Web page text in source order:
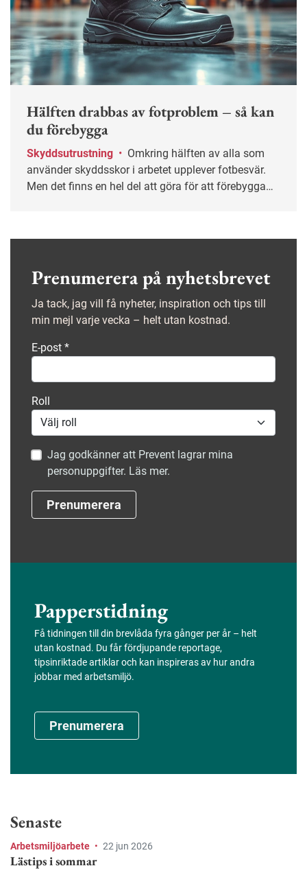
Hälften drabbas av fotproblem – så kan
du förebygga
Skyddsutrustning •
använder skyddsskor i arbetet upplever fotbesvär.
Men det finns en hel del att göra för att förebygga
Prenumerera på nyhetsbrevet
Ja tack, jag vill få nyheter, inspiration och tips till
min mejl varje vecka – helt utan kostnad.
E-post *
Roll
Jag godkänner att Prevent lagrar mina
personuppgifter. Läs mer.
Prenumerera
Papperstidning
Få tidningen till din brevlåda fyra gånger per år – helt
utan kostnad. Du får fördjupande reportage,
tipsinriktade artiklar och kan inspireras av hur andra
jobbar med arbetsmiljö.
Prenumerera
Senaste
Arbetsmiljöarbete • 22 jun 2026
Lästips i sommar